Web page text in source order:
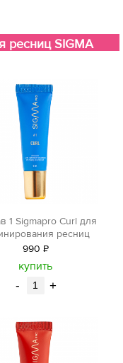
ресниц SIGMA
1 Sigmapro Curl для
ресниц
990 Р
уб.
купить
- +